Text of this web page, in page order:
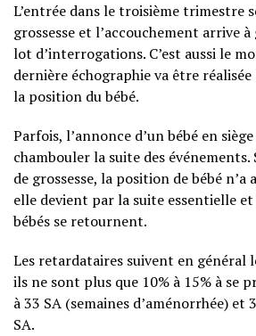
L’entrée dans le troisième trimestre
grossesse et l’accouchement arrive
lot d’interrogations. C’est aussi le
dernière échographie va être
la position du bébé.
Parfois, l’annonce d’un bébé en
chambouler la suite des événements.
de grossesse, la position de bébé
elle devient par la suite essentielle
bébés se retournent.
Les retardataires suivent en général
ils ne sont plus que 10% à 15% à se
à 33 SA (semaines d’aménorrhée) et
SA.